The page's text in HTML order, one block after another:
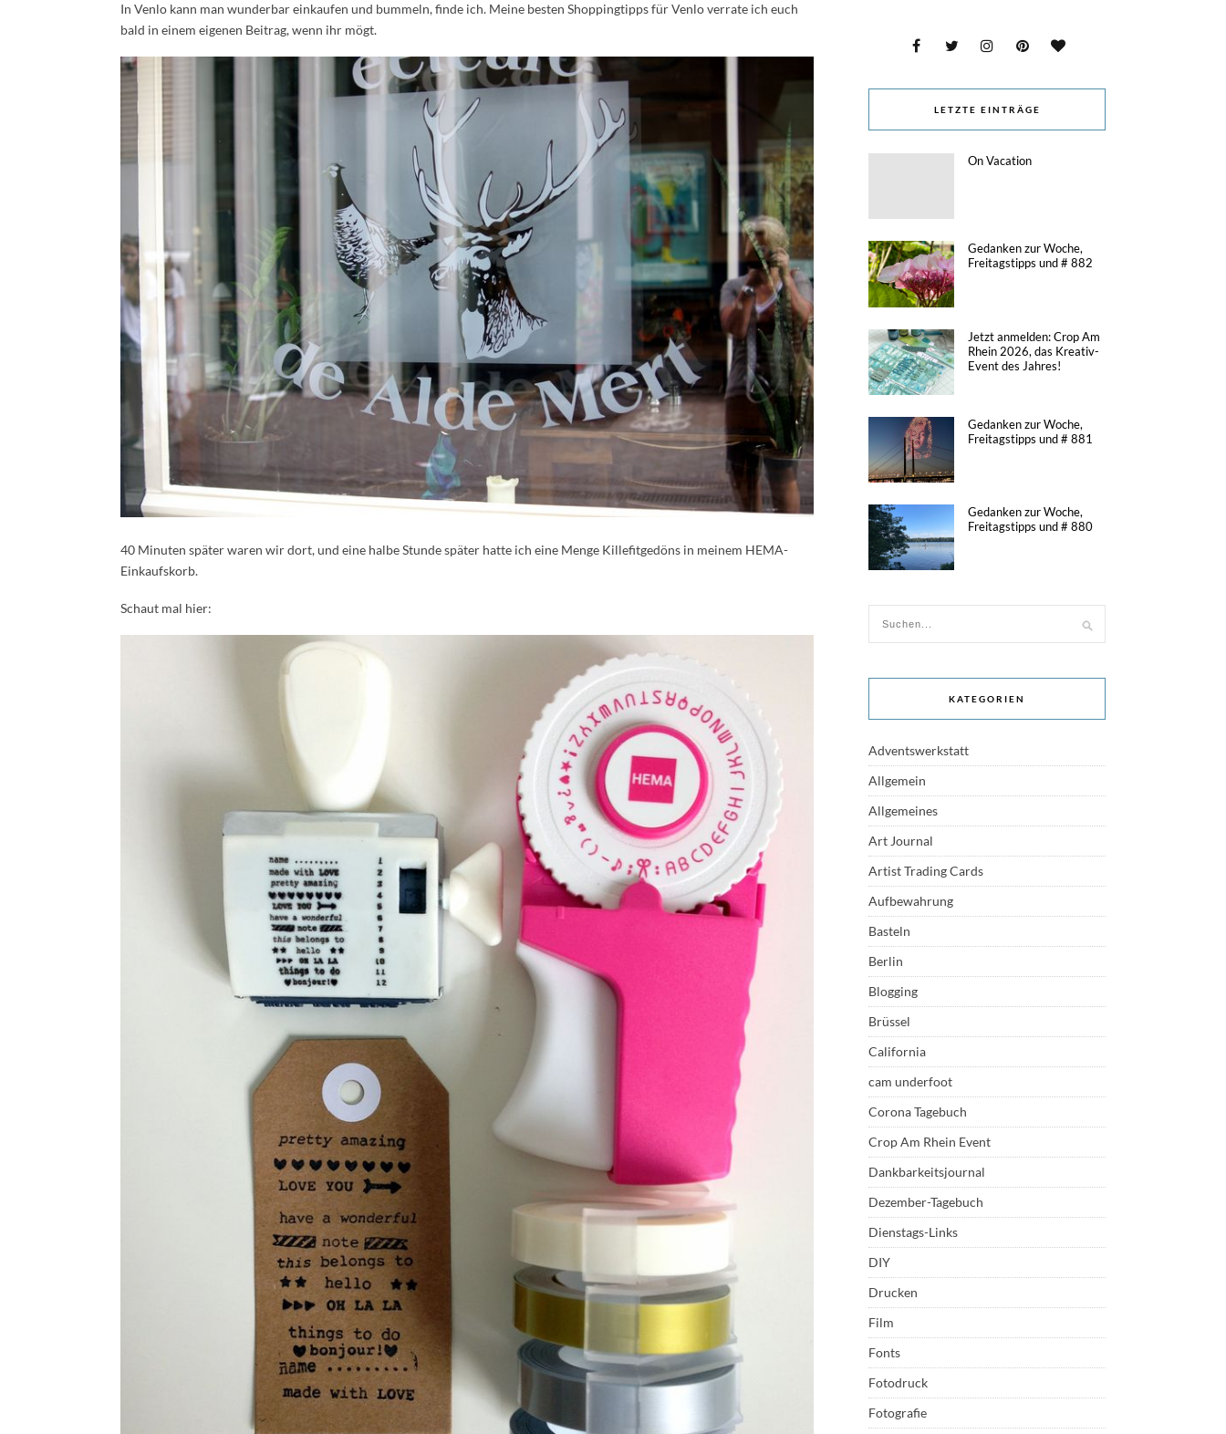
In Venlo kann man wunderbar einkaufen und bummeln, finde ich. Meine besten Shoppingtipps für Venlo verrate ich euch
bald in einem eigenen Beitrag, wenn ihr mögt.
40 Minuten später waren wir dort, und eine halbe Stunde später hatte ich eine Menge Killefitgedöns in meinem HEMA-
Einkaufskorb.
Schaut mal hier:
LETZTE EINTRÄGE
On Vacation
Gedanken zur Woche,
Freitagstipps und # 882
Jetzt anmelden: Crop Am
Rhein 2026, das Kreativ-
Event des Jahres!
Gedanken zur Woche,
Freitagstipps und # 881
Gedanken zur Woche,
Freitagstipps und # 880
KATEGORIEN
Adventswerkstatt
Allgemein
Allgemeines
Art Journal
Artist Trading Cards
Aufbewahrung
Basteln
Berlin
Blogging
Brüssel
California
cam underfoot
Corona Tagebuch
Crop Am Rhein Event
Dankbarkeitsjournal
Dezember-Tagebuch
Dienstags-Links
DIY
Drucken
Film
Fonts
Fotodruck
Fotografie